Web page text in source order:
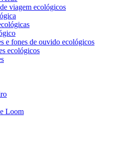
viagem ecológicos
e fones de ouvido ecológicos
ecológicos
Loom